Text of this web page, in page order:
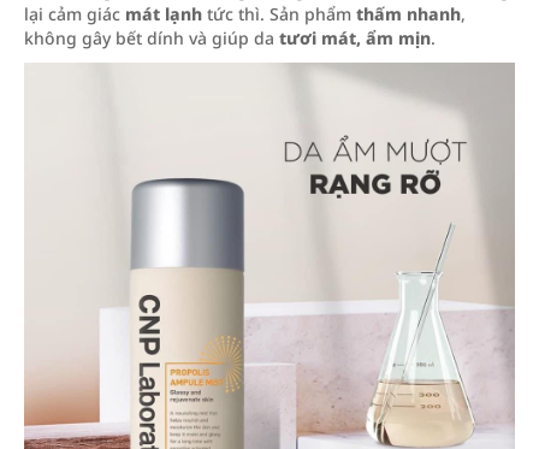
lại cảm giác mát lạnh tức thì. Sản phẩm thấm nhanh,
không gây bết dính và giúp da tươi mát, ẩm mịn.